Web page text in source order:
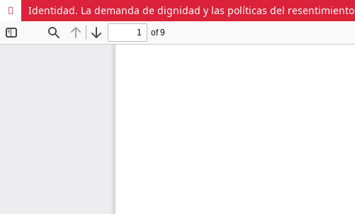
Identidad. La demanda de dignidad y las políticas del resentimiento